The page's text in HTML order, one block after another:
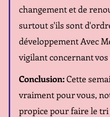
changement et de
surtout s'ils sont
développement Avec
vigilant concernant
Conclusion: Cette
vraiment pour vous,
propice pour faire le tri